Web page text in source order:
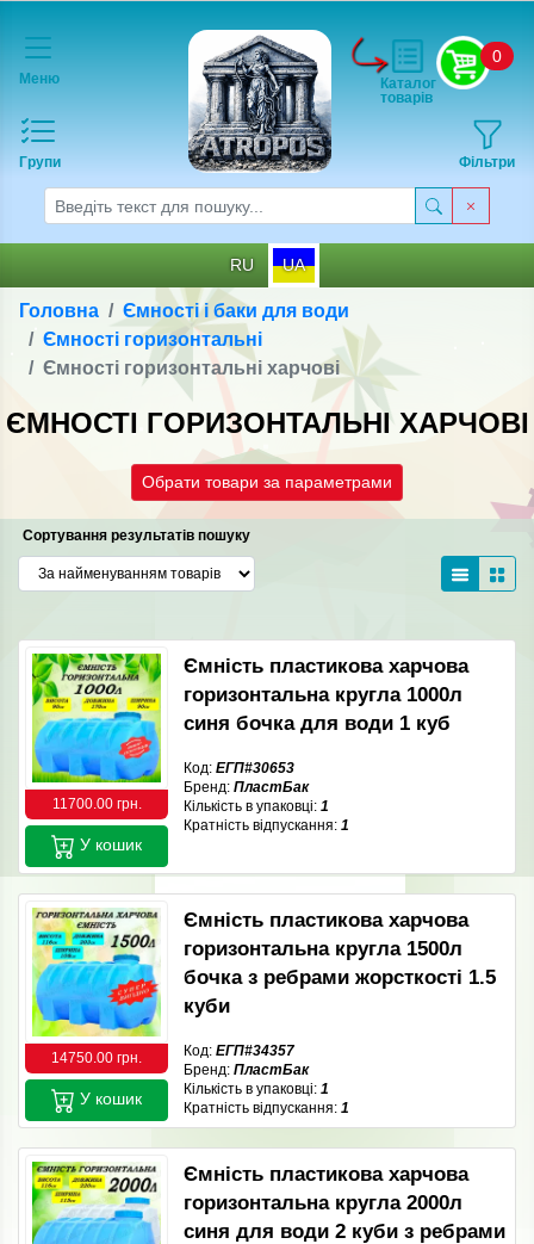
Меню
Групи
0
Фільтри
Каталог
товарів
RU UA
Головна
Ємності і баки для води
Ємності горизонтальні
Ємності горизонтальні харчові
ЄМНОСТІ ГОРИЗОНТАЛЬНІ ХАРЧОВІ
Обрати товари за параметрами
Сортування результатів пошуку
11700.00 грн.
Ємність пластикова харчова
горизонтальна кругла 1000л
синя бочка для води 1 куб
Код: ЕГП#30653
Бренд: ПластБак
Кількість в упаковці: 1
Кратність відпускання: 1
У кошик
14750.00 грн.
Ємність пластикова харчова
горизонтальна кругла 1500л
бочка з ребрами жорсткості 1.5
куби
Код: ЕГП#34357
Бренд: ПластБак
Кількість в упаковці: 1
Кратність відпускання: 1
У кошик
Ємність пластикова харчова
горизонтальна кругла 2000л
синя для води 2 куби з ребрами